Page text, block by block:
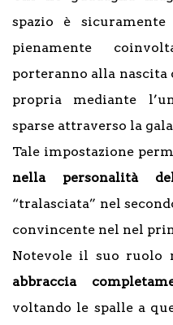
spazio è
pienamente
porteranno alla nascita
propria mediante
sparse attraverso la
Tale impostazione
nella personalità
“tralasciata” nel
convincente nel nel
Notevole il suo ruolo
abbraccia
voltando le spalle a